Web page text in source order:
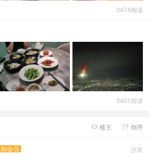
3474阅读
3401阅读
 楼主  倒序
沙发
会员